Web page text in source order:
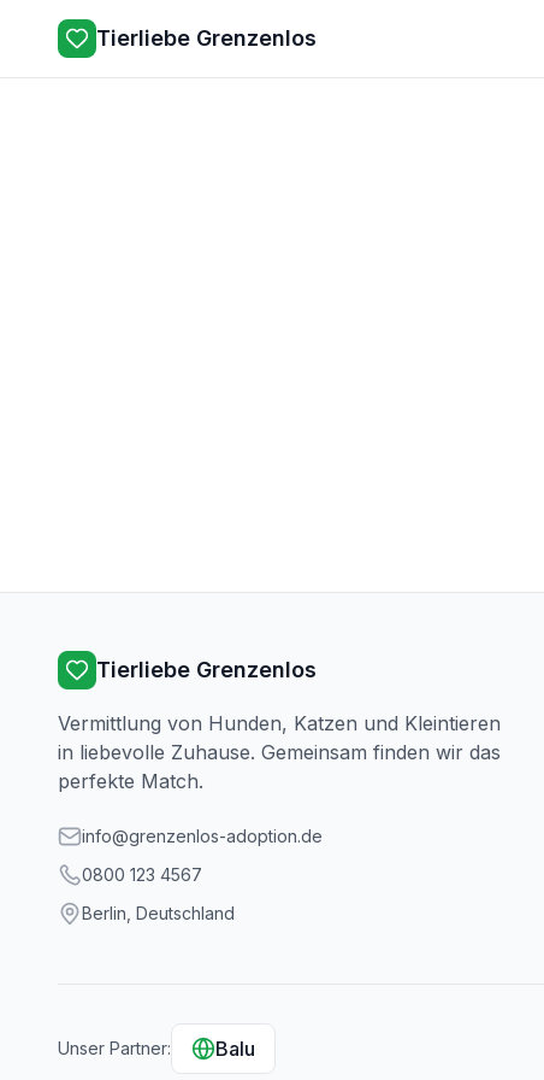
Tierliebe Grenzenlos
Tierliebe Grenzenlos
Vermittlung von Hunden, Katzen und Kleintieren
in liebevolle Zuhause. Gemeinsam finden wir das
perfekte Match.
info@grenzenlos-adoption.de
0800 123 4567
Berlin, Deutschland
Unser Partner: Balu